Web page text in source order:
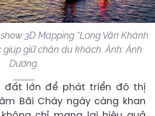
3D Mapping “Long Vân Khánh
giữ chân du khách. Ảnh: Ảnh
Dương.
đất lớn để phát triển đô thị
Bãi Cháy ngày càng khan